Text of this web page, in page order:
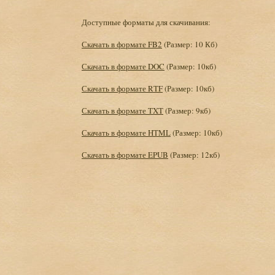
Доступные форматы для скачивания:
Скачать в формате FB2 (Размер: 10 Кб)
Скачать в формате DOC (Размер: 10кб)
Скачать в формате RTF(Размер: 10кб)
Скачать в формате TXT(Размер: 9кб)
Скачать в формате HTML(Размер: 10кб)
Скачать в формате EPUB (Размер: 12кб)